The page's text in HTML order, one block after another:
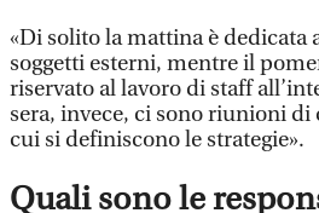
«Di solito la mattina è dedicata
soggetti esterni, mentre il
riservato al lavoro di staff
sera, invece, ci sono riunioni
cui si definiscono le strategie».
Quali sono le